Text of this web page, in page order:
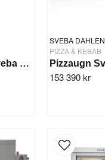
Pizzaugn P802 Sveba Dahlen - 2 däck
SVEBA DAHLEN
PIZZA & KEBAB
153 390 kr